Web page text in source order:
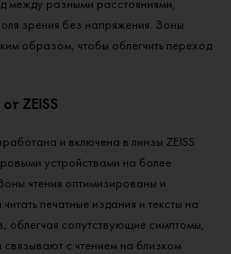
между разными расстояниями,
зрения без напряжения. Зоны
образом, чтобы облегчить переход
ZEISS
и включена в линзы ZEISS
устройствами на более
чтения оптимизированы и
печатные издания и тексты на
облегчая сопутствующие симптомы,
связывают с чтением на близком